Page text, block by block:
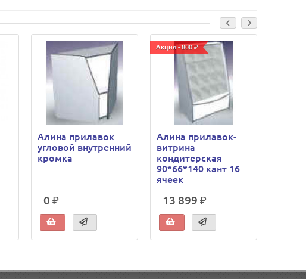
Алина прилавок
угловой внутренний
кромка
0 ₽
Акция - 800 ₽
Алина прилавок-
витрина
кондитерская
90*66*140 кант 16
ячеек
13 899 ₽